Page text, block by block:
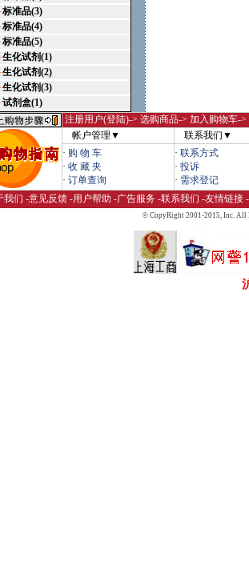
标准品(3)
标准品(4)
标准品(5)
生化试剂(1)
生化试剂(2)
生化试剂(3)
试剂盒(1)
注册用户(登陆)-> 选购商品-> 加入购物车-
帐户管理▼
联系我们▼
· 购 物 车
· 收 藏 夹
· 订单查询
· 联系方式
· 投诉
· 需求登记
我们 -意见反馈 -用户帮助 -广告服务 -联系我们 -友情链接 -
© CopyRight 2001-2015,Inc. All